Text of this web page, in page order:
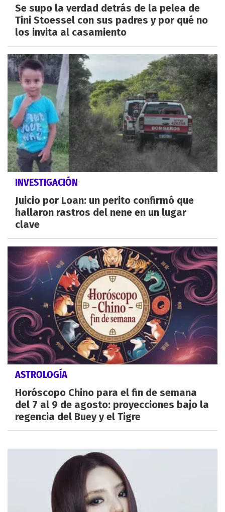
Se supo la verdad detrás de la pelea de
Tini Stoessel con sus padres y por qué no
los invita al casamiento
INVESTIGACIÓN
Juicio por Loan: un perito confirmó que
hallaron rastros del nene en un lugar
clave
ASTROLOGÍA
Horóscopo Chino para el fin de semana
del 7 al 9 de agosto: proyecciones bajo la
regencia del Buey y el Tigre